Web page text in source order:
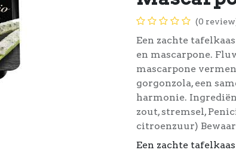
(0
Een zachte
en mascarpone.
mascarpone
gorgonzola, een
harmonie.
zout, stremsel,
citroenzuur)
Een zachte